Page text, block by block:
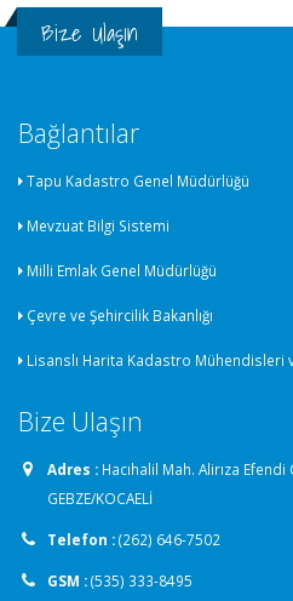
Bize Ulaşın
Bağlantılar
Tapu Kadastro Genel Müdürlüğü
Mevzuat Bilgi Sistemi
Milli Emlak Genel Müdürlüğü
Çevre ve Şehircilik Bakanlığı
Lisanslı Harita Kadastro Mühendisleri
Bize Ulaşın
Adres : Hacıhalil Mah. Alirıza
GEBZE/KOCAELİ
Telefon :(262) 646-7502
GSM :(535) 333-8495